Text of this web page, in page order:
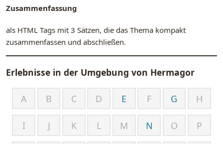
Zusammenfassung
als HTML Tags mit 3 Sätzen, die das Thema kompakt
zusammenfassen und abschließen.
Erlebnisse in der Umgebung von Hermagor
A B C D E F G H
I J K L M N O P